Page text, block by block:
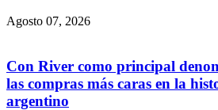
Agosto 07, 2026
Con River como principal
las compras más caras en la
argentino